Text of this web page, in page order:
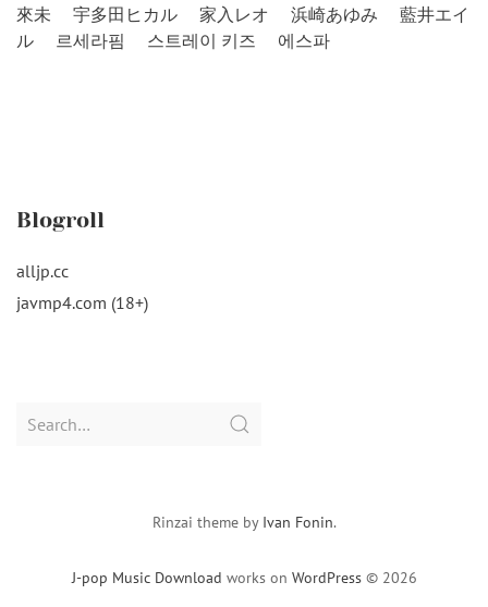
來未
宇多田ヒカル 家入レオ 浜崎あゆみ
藍井エイ
ル
르세라핌 스트레이 키즈 에스파
Blogroll
alljp.cc
javmp4.com (18+)
Search
J-pop Music Download works on WordPress © 2026
Rinzai theme by Ivan Fonin.